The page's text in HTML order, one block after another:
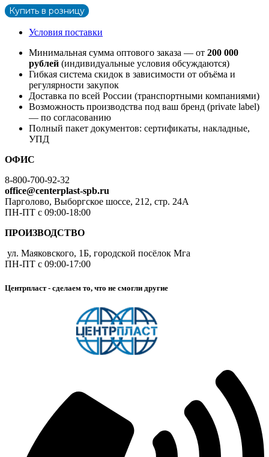
Купить в розницу
Условия поставки
Минимальная сумма оптового заказа — от 200 000
рублей (индивидуальные условия обсуждаются)
Гибкая система скидок в зависимости от объёма и
регулярности закупок
Доставка по всей России (транспортными компаниями)
Возможность производства под ваш бренд (private label)
— по согласованию
Полный пакет документов: сертификаты, накладные,
УПД
ОФИС
8-800-700-92-32
office@centerplast-spb.ru
Парголово, Выборгское шоссе, 212, стр. 24А
ПН-ПТ с 09:00-18:00
ПРОИЗВОДСТВО
ул. Маяковского, 1Б, городской посёлок Мга
ПН-ПТ с 09:00-17:00
Центрпласт - сделаем то, что не смогли другие